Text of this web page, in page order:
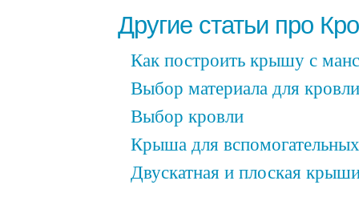
Другие статьи про
Как построить крышу с
Выбор материала для кровли
Выбор кровли
Крыша для
Двускатная и плоская